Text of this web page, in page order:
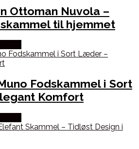
Ottoman Nuvola –
til hjemmet
Fodskammel i Sort
Komfort